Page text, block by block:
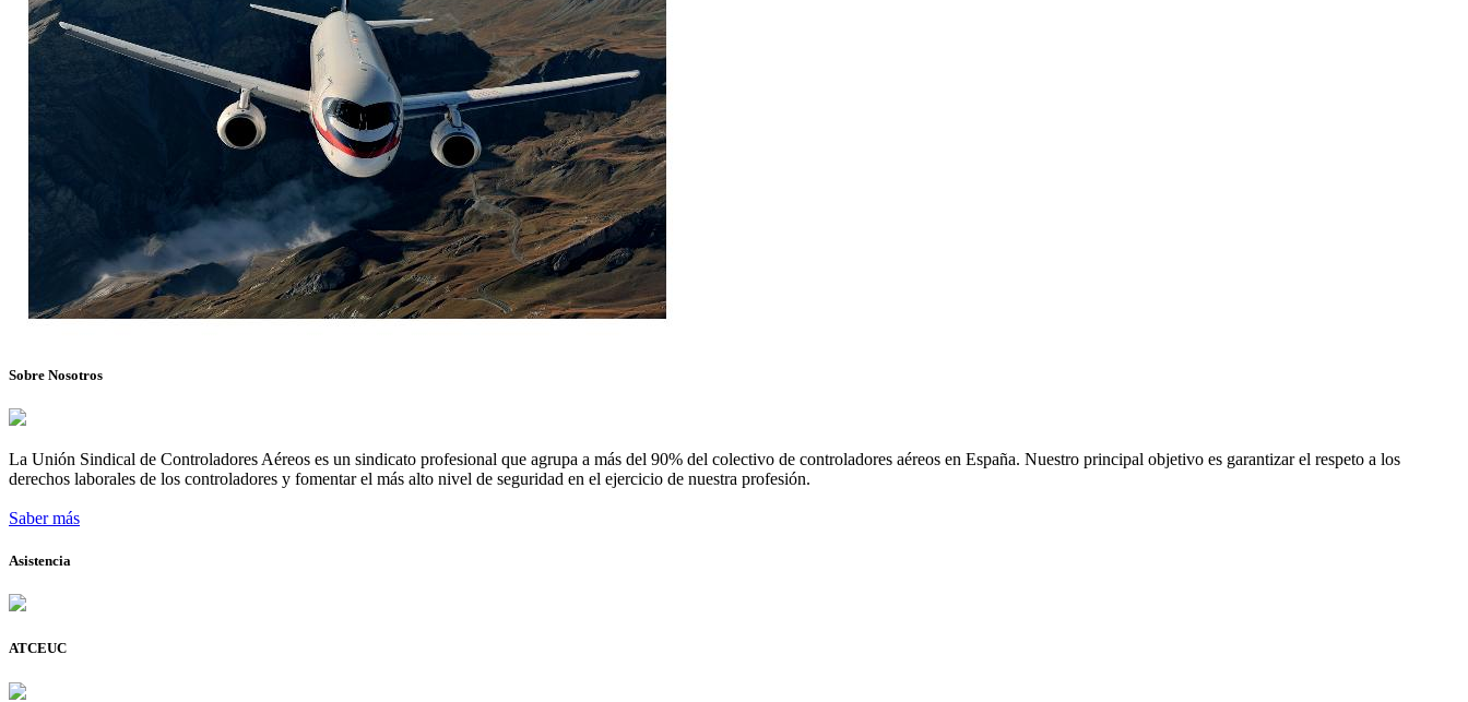
Sobre Nosotros
La Unión Sindical de Controladores Aéreos es un sindicato profesional que agrupa a más del 90% del colectivo de controladores aéreos en España. Nuestro principal objetivo es garantizar el respeto a los
derechos laborales de los controladores y fomentar el más alto nivel de seguridad en el ejercicio de nuestra profesión.
Saber más
Asistencia
ATCEUC